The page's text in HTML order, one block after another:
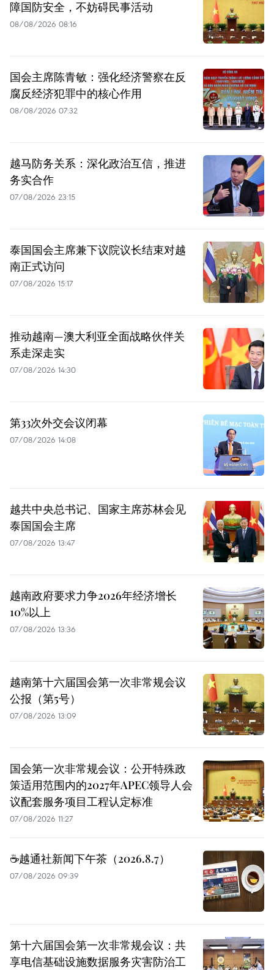
障国防安全，不妨碍民事活动
08/08/2026 08:16
国会主席陈青敏：强化经济警察在反
腐反经济犯罪中的核心作用
08/08/2026 07:32
越马防务关系：深化政治互信，推进
务实合作
07/08/2026 23:15
泰国国会主席兼下议院议长结束对越
南正式访问
07/08/2026 15:17
推动越南—澳大利亚全面战略伙伴关
系走深走实
07/08/2026 14:30
第33次外交会议闭幕
07/08/2026 14:08
越共中央总书记、国家主席苏林会见
泰国国会主席
07/08/2026 13:47
越南政府要求力争2026年经济增长
10%以上
07/08/2026 13:36
越南第十六届国会第一次非常规会议
公报（第5号）
07/08/2026 13:09
国会第一次非常规会议：公开特殊政
策适用范围内的2027年APEC领导人会
议配套服务项目工程认定标准
07/08/2026 11:27
☕️越通社新闻下午茶（2026.8.7）
07/08/2026 09:39
第十六届国会第一次非常规会议：共
享电信基础设施数据服务灾害防治工